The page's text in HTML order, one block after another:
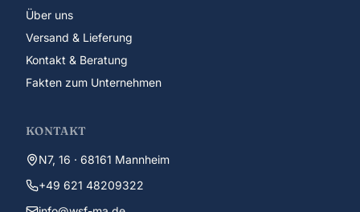
Über uns
Versand & Lieferung
Kontakt & Beratung
Fakten zum Unternehmen
KONTAKT
N7, 16 · 68161 Mannheim
+49 621 48209322